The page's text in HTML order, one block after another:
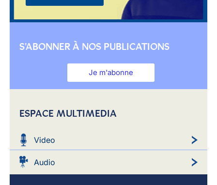
S'ABONNER À NOS PUBLICATIONS
Je m'abonne
ESPACE MULTIMEDIA
Video
Audio